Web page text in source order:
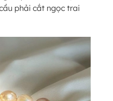
phải cắt ngọc trai